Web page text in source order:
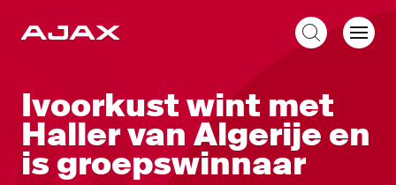
Ivoorkust wint met
Haller van Algerije en
is groepswinnaar